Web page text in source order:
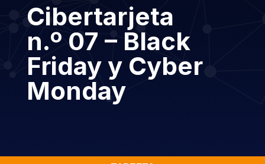
Cibertarjeta
n.º 07 – Black
Friday y Cyber
Monday